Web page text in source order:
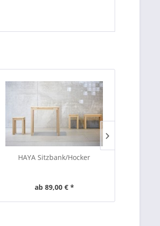
HAYA Sitzbank/Hocker
ab 89,00 € *